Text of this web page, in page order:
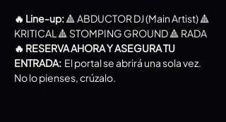
🔥 Line-up: 🔺 ABDUCTOR DJ (Main Artist) 🔺
KRITICAL 🔺 STOMPING GROUND 🔺 RADA
🔥 RESERVA AHORA Y ASEGURA TU
ENTRADA: El portal se abrirá una sola vez.
No lo pienses, crúzalo.